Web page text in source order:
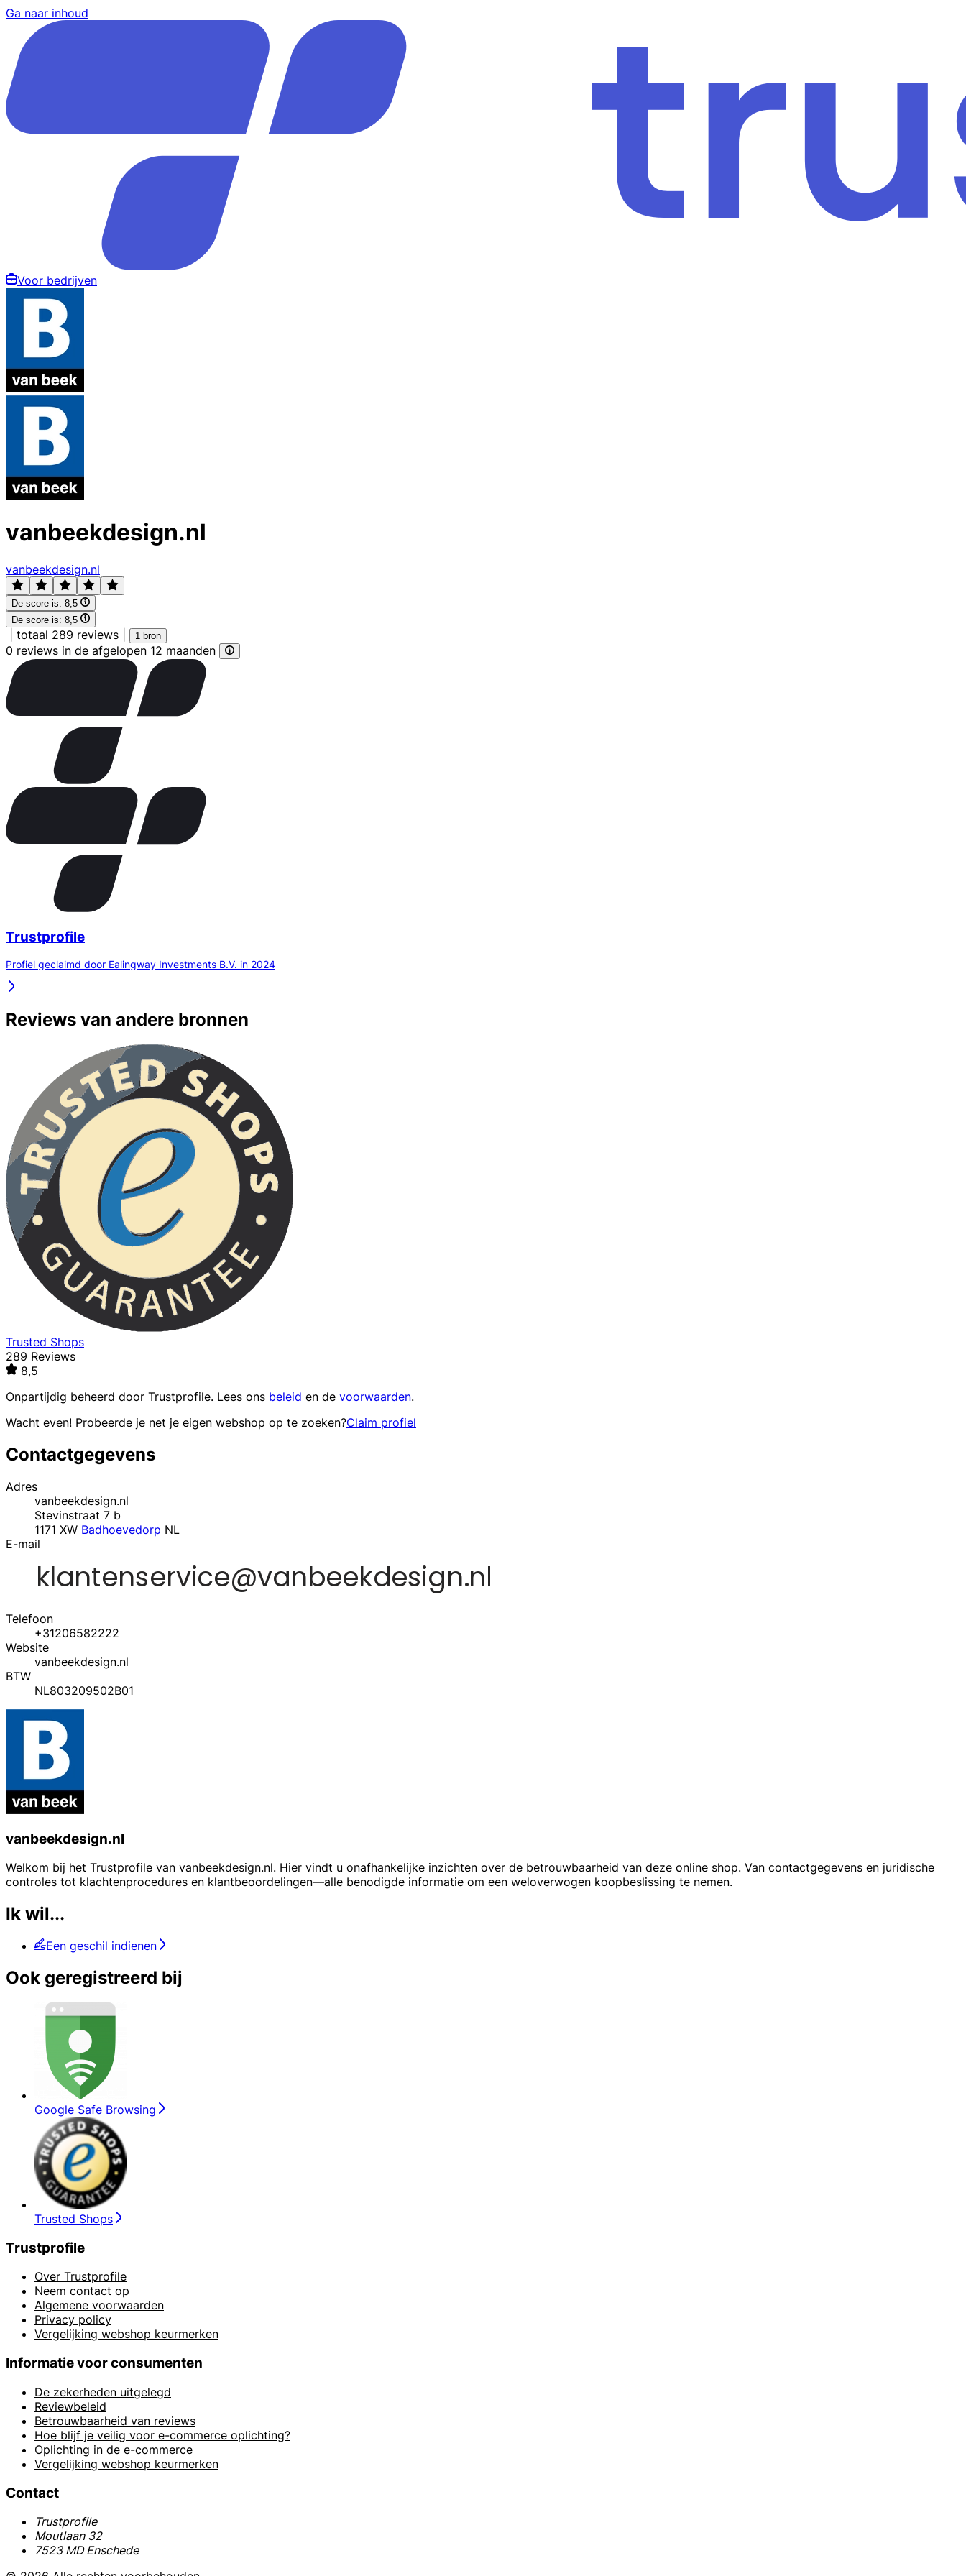
Ga naar inhoud
Voor bedrijven
vanbeekdesign.nl
vanbeekdesign.nl
De score is: 8,5
De score is: 8,5
totaal 289 reviews 1 bron
0 reviews in de afgelopen 12 maanden
Trustprofile
Profiel geclaimd door Ealingway Investments B.V. in 2024
Reviews van andere bronnen
Trusted Shops
289 Reviews
8,5
Onpartijdig beheerd door Trustprofile. Lees ons beleid en de voorwaarden.
Wacht even! Probeerde je net je eigen webshop op te zoeken?Claim profiel
Contactgegevens
Adres
vanbeekdesign.nl
Stevinstraat 7 b
1171 XW Badhoevedorp NL
E-mail
Telefoon
+31206582222
Website
vanbeekdesign.nl
BTW
NL803209502B01
vanbeekdesign.nl
Welkom bij het Trustprofile van vanbeekdesign.nl. Hier vindt u onafhankelijke inzichten over de betrouwbaarheid van deze online shop. Van contactgegevens en juridische
controles tot klachtenprocedures en klantbeoordelingen—alle benodigde informatie om een weloverwogen koopbeslissing te nemen.
Ik wil...
Een geschil indienen
Ook geregistreerd bij
Google Safe Browsing
Trusted Shops
Trustprofile
Over Trustprofile
Neem contact op
Algemene voorwaarden
Privacy policy
Vergelijking webshop keurmerken
Informatie voor consumenten
De zekerheden uitgelegd
Reviewbeleid
Betrouwbaarheid van reviews
Hoe blijf je veilig voor e-commerce oplichting?
Oplichting in de e-commerce
Vergelijking webshop keurmerken
Contact
Trustprofile
Moutlaan 32
7523 MD Enschede